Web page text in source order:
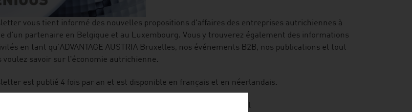
vous tient informé des nouvelles propositions d'affaires des entreprises autrichiennes à
d'un partenaire en Belgique et au Luxembourg. Vous y trouverez également des informations
en tant qu'ADVANTAGE AUSTRIA Bruxelles, nos événements B2B, nos publications et tout
voulez savoir sur l'économie autrichienne.
est publié 4 fois par an et est disponible en français et en néerlandais.
? Inscrivez-vous à notre newsletter en nous envoyant un petit mail